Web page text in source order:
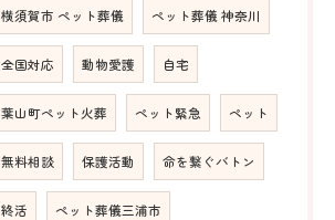
横須賀市 ペット葬儀 ペット葬儀 神奈川
全国対応 動物愛護 自宅
葉山町ペット火葬 ペット緊急 ペット
無料相談 保護活動 命を繋ぐバトン
終活 ペット葬儀三浦市